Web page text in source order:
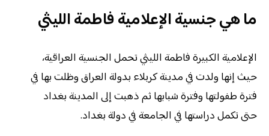
ما هي جنسية الإعلامية فاطمة الليثي
الإعلامية الكبيرة فاطمة الليثي تحمل الجنسية العراقية،
حيث إنها ولدت في مدينة كربلاء بدولة العراق وظلت بها في
فترة طفولتها وفترة شبابها ثم ذهبت إلى المدينة بغداد
حتى تكمل دراستها في الجامعة في دولة بغداد.